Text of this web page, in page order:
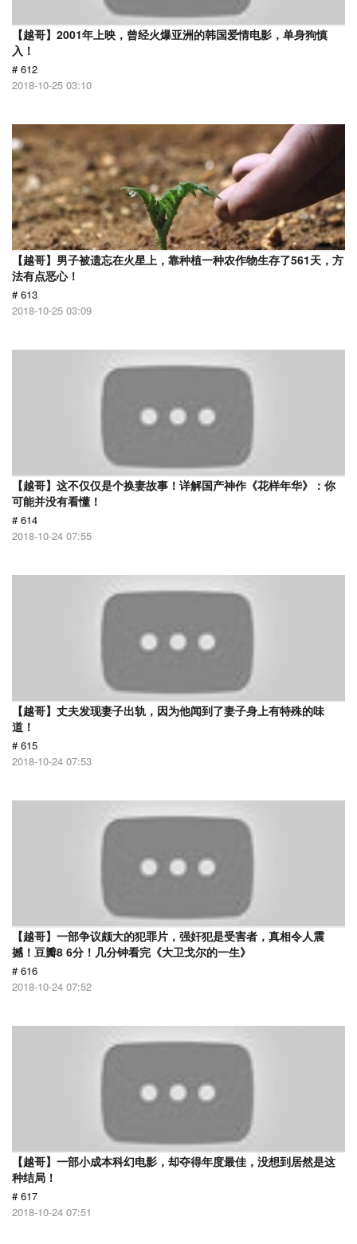
【越哥】2001年上映，曾经火爆亚洲的韩国爱情电影，单身狗慎
入！
# 612
2018-10-25 03:10
【越哥】男子被遗忘在火星上，靠种植一种农作物生存了561天，方
法有点恶心！
# 613
2018-10-25 03:09
【越哥】这不仅仅是个换妻故事！详解国产神作《花样年华》：你
可能并没有看懂！
# 614
2018-10-24 07:55
【越哥】丈夫发现妻子出轨，因为他闻到了妻子身上有特殊的味
道！
# 615
2018-10-24 07:53
【越哥】一部争议颇大的犯罪片，强奸犯是受害者，真相令人震
撼！豆瓣8 6分！几分钟看完《大卫戈尔的一生》
# 616
2018-10-24 07:52
【越哥】一部小成本科幻电影，却夺得年度最佳，没想到居然是这
种结局！
# 617
2018-10-24 07:51